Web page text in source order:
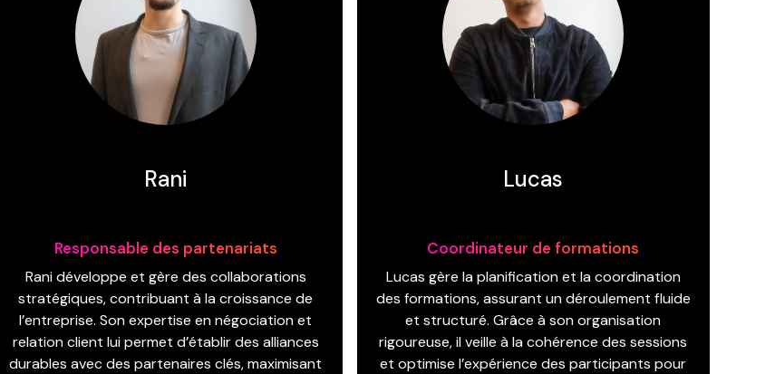
Rani
Responsable des partenariats
Rani développe et gère des collaborations
stratégiques, contribuant à la croissance de
l’entreprise. Son expertise en négociation et
relation client lui permet d’établir des alliances
durables avec des partenaires clés, maximisant
Lucas
Coordinateur de formations
Lucas gère la planification et la coordination
des formations, assurant un déroulement fluide
et structuré. Grâce à son organisation
rigoureuse, il veille à la cohérence des sessions
et optimise l’expérience des participants pour